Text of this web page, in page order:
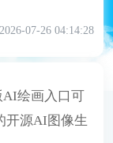
07-26 04:14:28
AI绘画入口可
开源AI图像生